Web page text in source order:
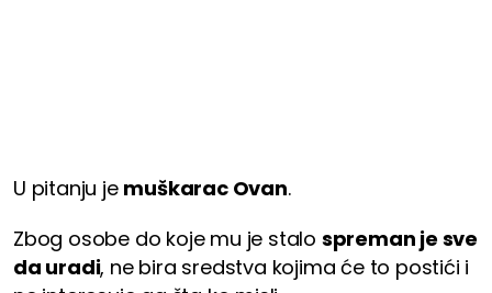
U pitanju je muškarac Ovan.
Zbog osobe do koje mu je stalo spreman je sve
da uradi, ne bira sredstva kojima će to postići i